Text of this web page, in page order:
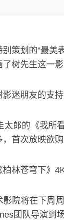
策划的“最
树先生这一影
迷朋友的支
太郎的《我所
首次放映欲购
林苍穹下》
影院将在下周
团队导演到